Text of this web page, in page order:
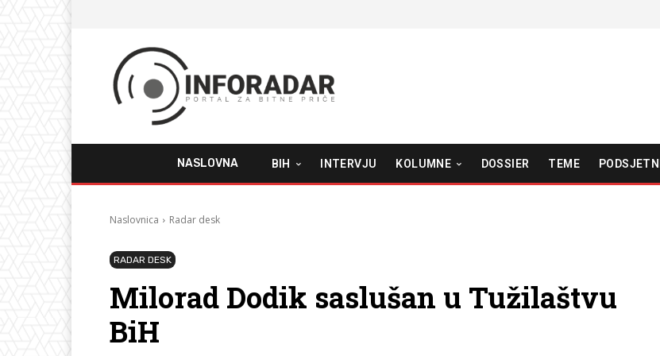
NASLOVNA BIH INTERVJU KOLUMNE DOSSIER TEME
Naslovnica Radar desk
RADAR DESK
Milorad Dodik saslušan u Tužilaštvu
BiH